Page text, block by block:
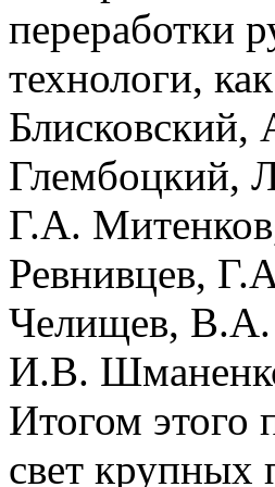
переработки
технологи,
Глембоцкий,
Г.А.
Ревнивцев,
Челищев, В.А.
И.В.
Итогом этого
свет крупных